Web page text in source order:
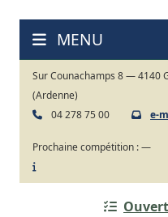
MENU
Sur Counachamps 8 — 4140
(Ardenne)
04 278 75 00
e-
Prochaine compétition :—